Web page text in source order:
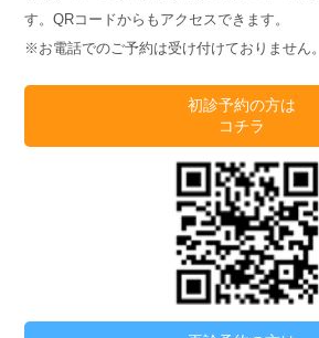
す。QRコードからもアクセスできます。
※お電話でのご予約は受け付けておりません。
初診予約の方は
コチラ